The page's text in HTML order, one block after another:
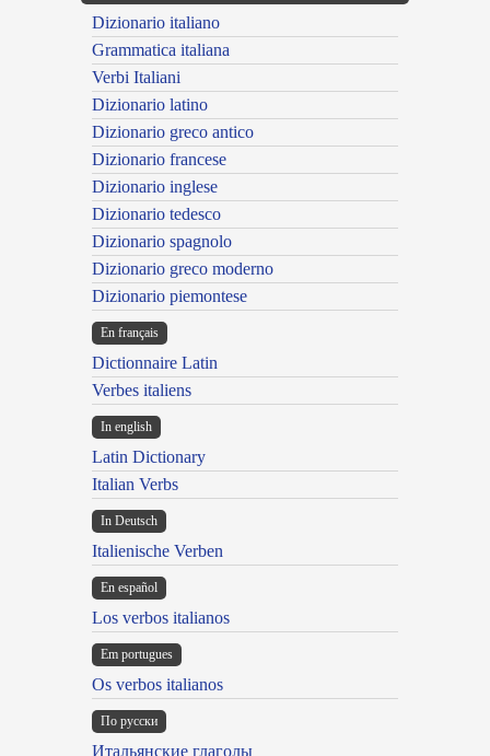
Dizionario italiano
Grammatica italiana
Verbi Italiani
Dizionario latino
Dizionario greco antico
Dizionario francese
Dizionario inglese
Dizionario tedesco
Dizionario spagnolo
Dizionario greco moderno
Dizionario piemontese
En français
Dictionnaire Latin
Verbes italiens
In english
Latin Dictionary
Italian Verbs
In Deutsch
Italienische Verben
En español
Los verbos italianos
Em portugues
Os verbos italianos
По русски
Итальянские глаголы